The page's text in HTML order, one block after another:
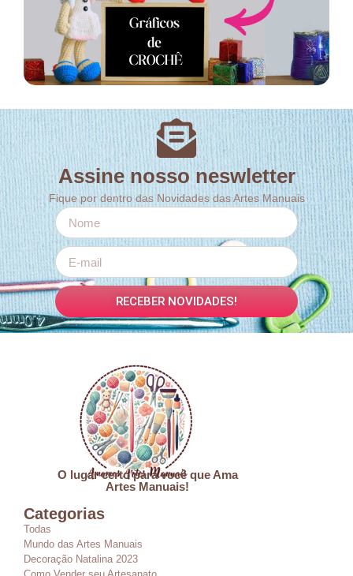
Assine nosso neswletter
Fique por dentro das Novidades das Artes Manuais
RECEBER NOVIDADES!
O lugar certo para você que Ama
Artes Manuais!
Categorias
Todas
Mundo das Artes Manuais
Decoração Natalina 2023